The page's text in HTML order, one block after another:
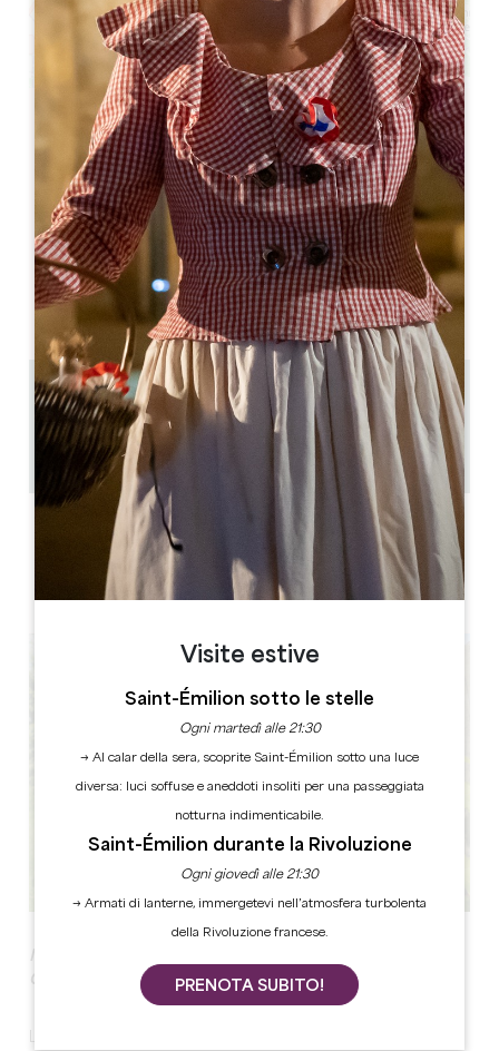
IMMERSIONE NEL CUORE DI UN VIGNETO
CLASSIFICATO DALL'UNESCO!
Leaflet
Da
40€
Balade et dégustation à Saint-Emilion -
Grand Cru Classé
Place des Créneaux
33330 SAINT-EMILION
05 57 55 28 28
Contattateci
14h ou 10h30
2h - 2h30
20
Copiare il codice GPS
Visite estive
Saint-Émilion sotto le stelle
Ogni martedì alle 21:30
→ Al calar della sera, scoprite Saint-Émilion sotto una luce
diversa: luci soffuse e aneddoti insoliti per una passeggiata
notturna indimenticabile.
Saint-Émilion durante la Rivoluzione
Ogni giovedì alle 21:30
→ Armati di lanterne, immergetevi nell’atmosfera turbolenta
della Rivoluzione francese.
PRENOTA SUBITO!